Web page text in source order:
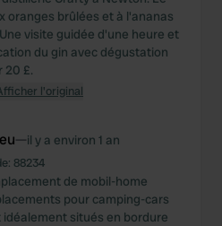
oranges brûlées et à l'ananas
visite guidée d'une heure et
du gin avec dégustation
20 £.
l'original
—il y a environ 1 an
88234
de mobil-home
pour camping-cars
situés en bordure